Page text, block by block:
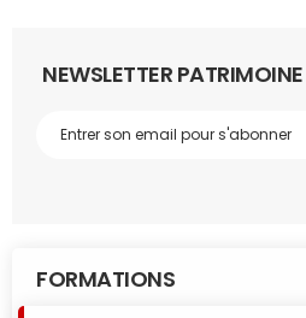
NEWSLETTER PATRIMOINE
FORMATIONS